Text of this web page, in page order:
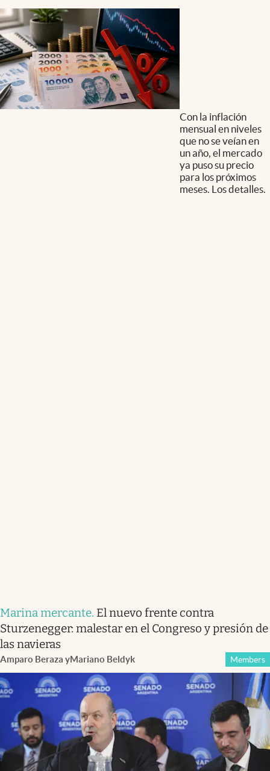
Con la inflación
mensual en niveles
que no se veían en
un año, el mercado
ya puso su precio
para los próximos
meses. Los detalles.
Marina mercante. El nuevo frente contra
Sturzenegger: malestar en el Congreso y presión de
las navieras
Amparo Beraza yMariano Beldyk Members